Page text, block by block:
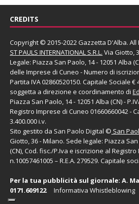
CREDITS
Copyright © 2015-2022 Gazzetta D'Alba. All
ST PAULS INTERNATIONAL S.R.L. Via Giotto,
Legale: Piazza San Paolo, 14 - 12051 Alba
delle Imprese di Cuneo - Numero di
Partita IVA 02860520150. Capitale Sociale €
soggetta a direzione e coordinamento di
Piazza San Paolo, 14 - 12051 Alba (CN) -
Registro Imprese di Cuneo 01660660042 -
3.400.000 i.v.
Sito gestito da San Paolo Digital © San
Giotto, 36 - Milano. Sede legale: Piazza
(CN), Cod. fisc./P.Iva e iscrizione al
n.10057461005 – R.E.A. 279529. Capitale
Per la tua pubblicità sul giornale: A.
0171.609122
Informativa Whistleblowing